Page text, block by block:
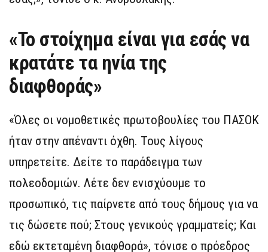
«Το στοίχημα είναι για εσάς να
κρατάτε τα ηνία της
διαφθοράς»
«Όλες οι νομοθετικές πρωτοβουλίες του ΠΑΣΟΚ
ήταν στην απέναντι όχθη. Τους λίγους
υπηρετείτε. Δείτε το παράδειγμα των
πολεοδομιών. Λέτε δεν ενισχύουμε το
προσωπικό, τις παίρνετε από τους δήμους για να
τις δώσετε πού; Στους γενικούς γραμματείς; Και
εδώ εκτεταμένη διαφθορά», τόνισε ο πρόεδρος